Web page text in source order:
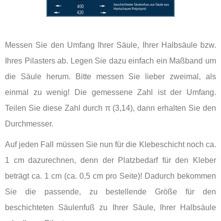
Messen Sie den Umfang Ihrer Säule, Ihrer Halbsäule bzw.
Ihres Pilasters ab. Legen Sie dazu einfach ein Maßband um
die Säule herum. Bitte messen Sie lieber zweimal, als
einmal zu wenig! Die gemessene Zahl ist der Umfang.
Teilen Sie diese Zahl durch π (3,14), dann erhalten Sie den
Durchmesser.
Auf jeden Fall müssen Sie nun für die Klebeschicht noch ca.
1 cm dazurechnen, denn der Platzbedarf für den Kleber
beträgt ca. 1 cm (ca. 0,5 cm pro Seite)! Dadurch bekommen
Sie die passende, zu bestellende Größe für den
beschichteten Säulenfuß zu Ihrer Säule, Ihrer Halbsäule